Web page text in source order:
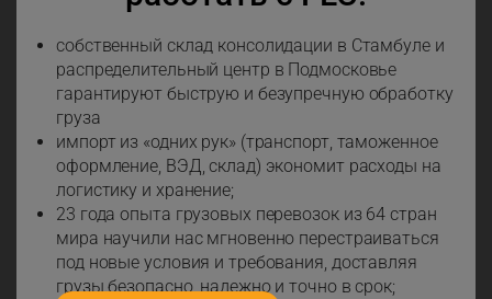
собственный склад консолидации в Стамбуле и
распределительный центр в Подмосковье
гарантируют быструю и безупречную обработку
груза
импорт из «одних рук» (транспорт, таможенное
оформление, ВЭД, склад) экономит расходы на
логистику и хранение;
23 года опыта грузовых перевозок из 64 стран
мира научили нас мгновенно перестраиваться
под новые условия и требования, доставляя
грузы безопасно, надежно и точно в срок;